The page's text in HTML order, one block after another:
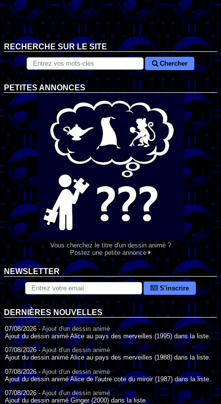
RECHERCHE SUR LE SITE
Chercher
PETITES ANNONCES
Vous cherchez le titre d'un dessin animé ?
Postez une petite annonce
NEWSLETTER
S'inscrire
DERNIÈRES NOUVELLES
07/08/2026 - Ajout d'un dessin animé
Ajout du dessin animé Alice au pays des merveilles (1995) dans la liste.
07/08/2026 -Ajout d'un dessin animé
Ajout du dessin animé Alice au pays des merveilles (1988) dans la liste.
07/08/2026 -Ajout d'un dessin animé
Ajout du dessin animé Alice de l'autre cote du miroir (1987) dans la liste.
07/08/2026 - Ajout d'un dessin animé
Ajout du dessin animé Ginger (2000) dans la liste.